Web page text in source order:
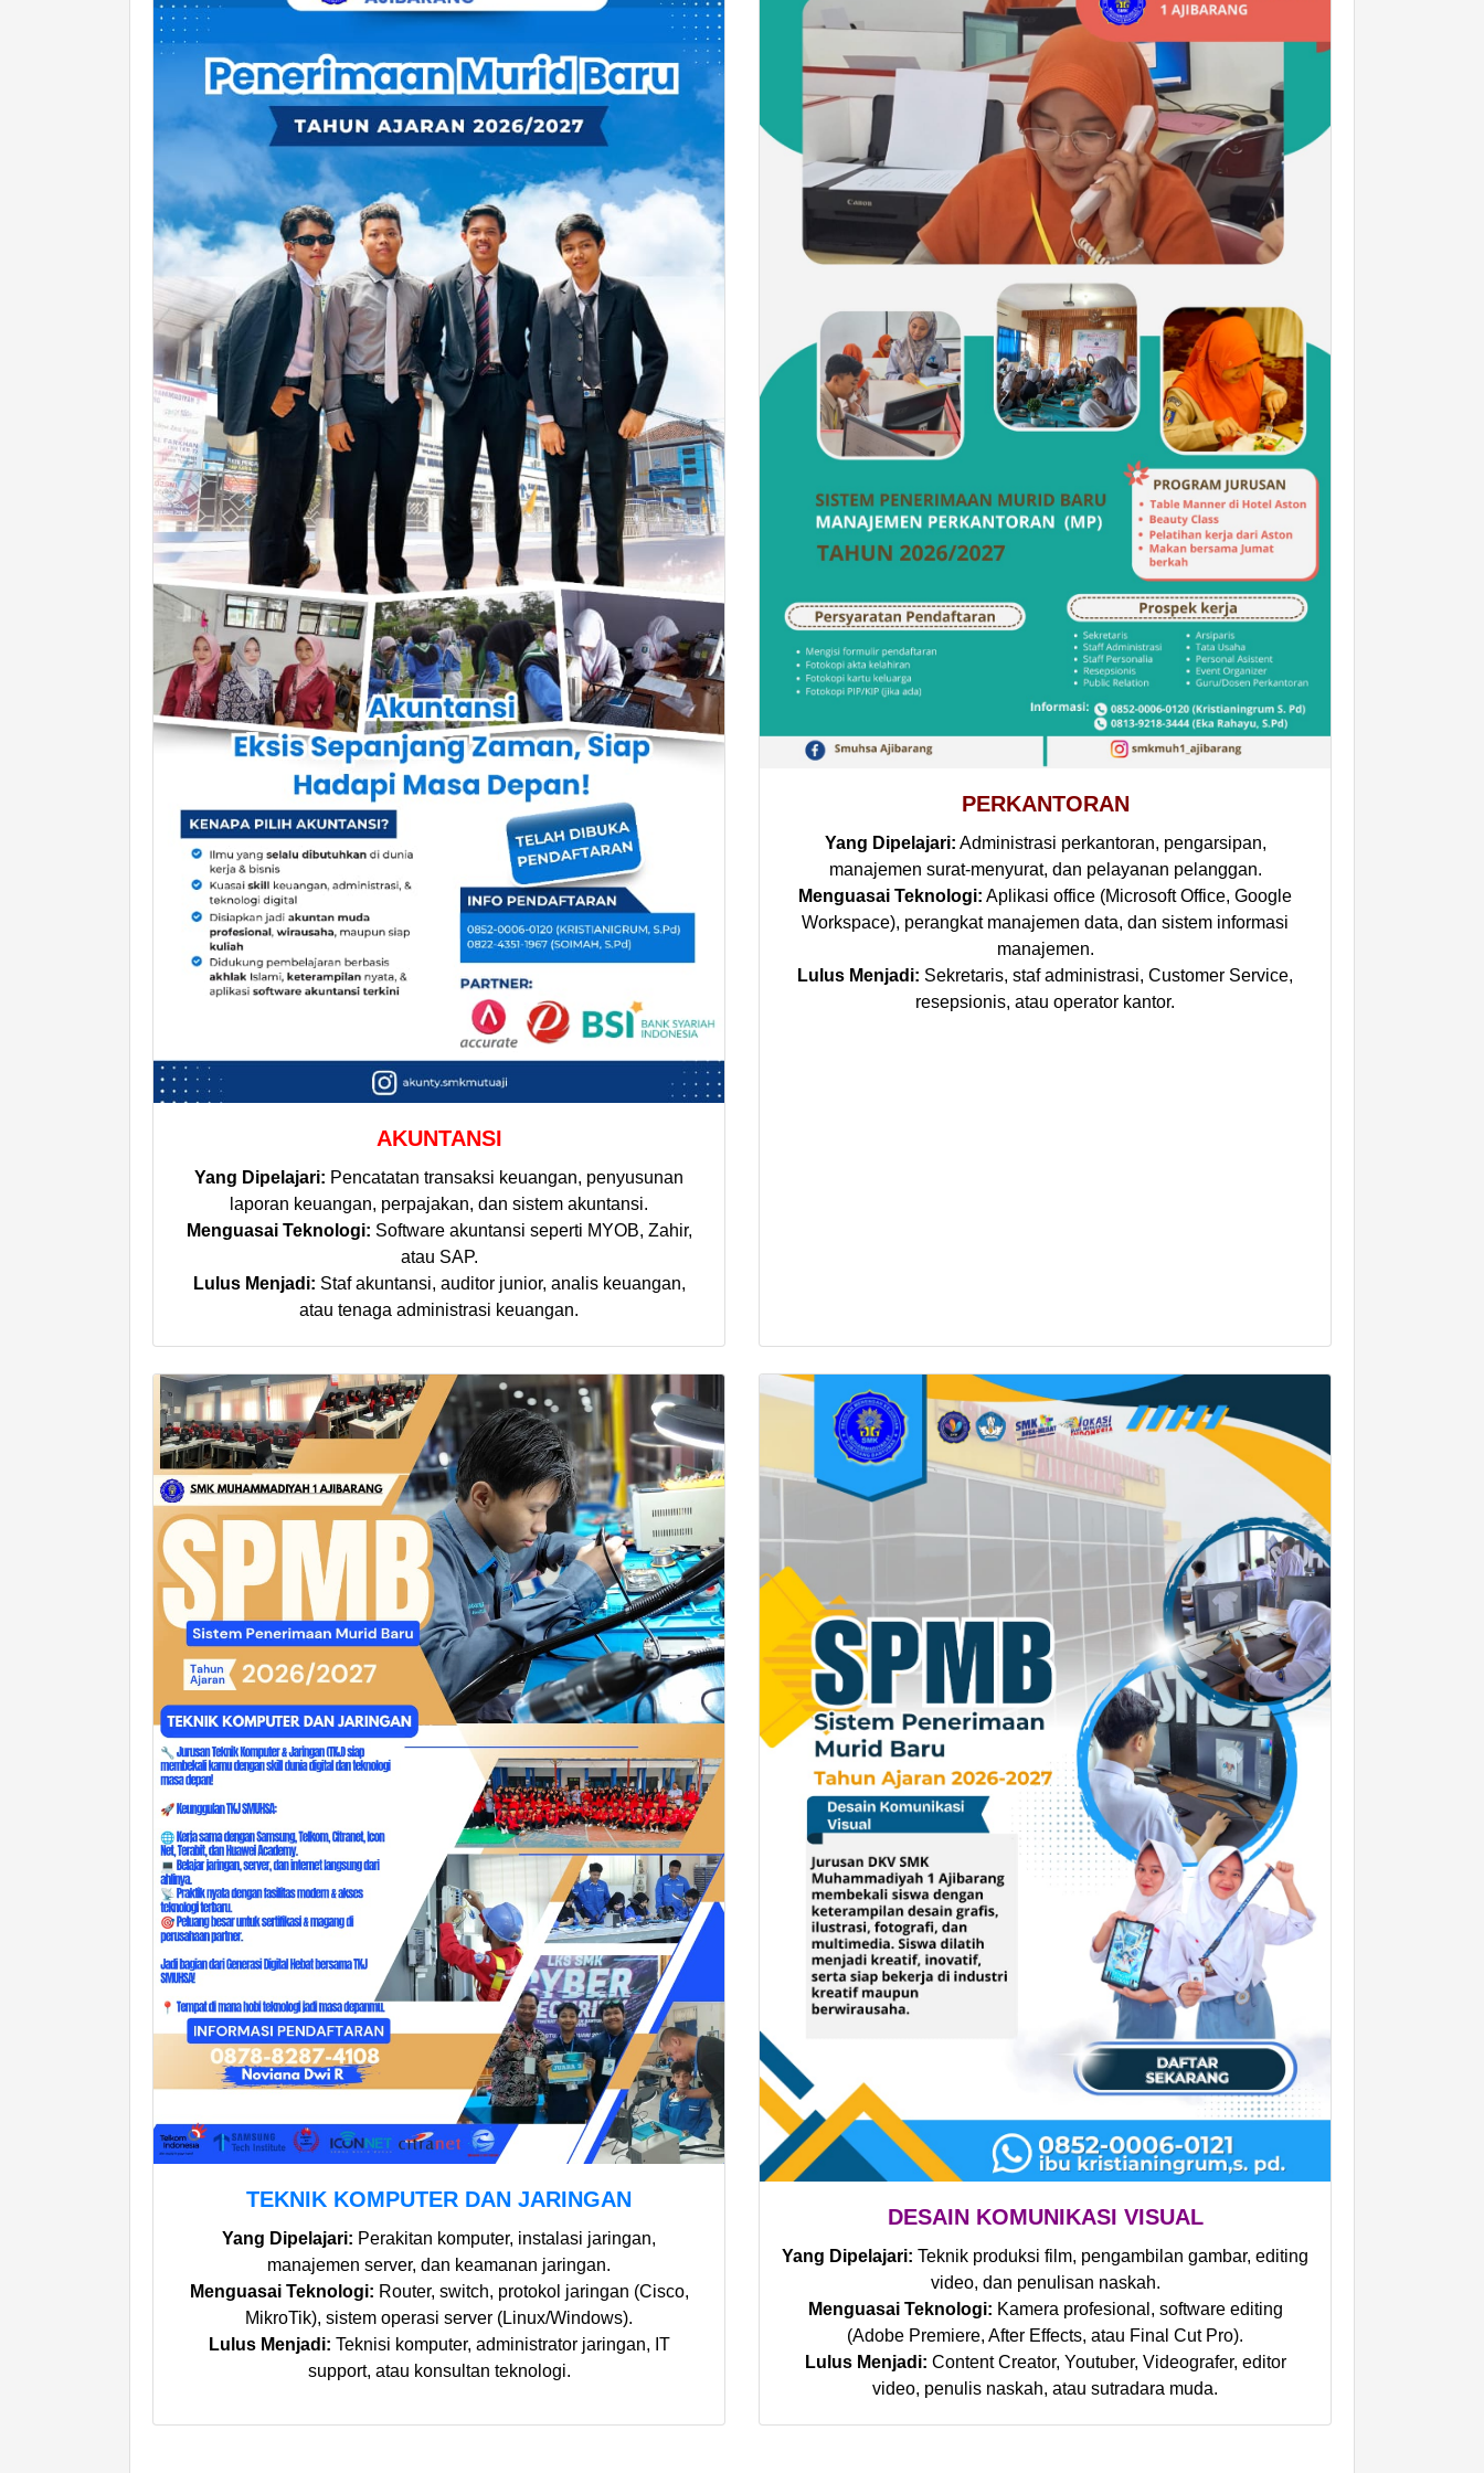
AKUNTANSI
Yang Dipelajari: Pencatatan transaksi keuangan, penyusunan
laporan keuangan, perpajakan, dan sistem akuntansi.
Menguasai Teknologi: Software akuntansi seperti MYOB, Zahir,
atau SAP.
Lulus Menjadi: Staf akuntansi, auditor junior, analis keuangan,
atau tenaga administrasi keuangan.
PERKANTORAN
Yang Dipelajari: Administrasi perkantoran, pengarsipan,
manajemen surat-menyurat, dan pelayanan pelanggan.
Menguasai Teknologi: Aplikasi office (Microsoft Office, Google
Workspace), perangkat manajemen data, dan sistem informasi
manajemen.
Lulus Menjadi: Sekretaris, staf administrasi, Customer Service,
resepsionis, atau operator kantor.
TEKNIK KOMPUTER DAN JARINGAN
Yang Dipelajari: Perakitan komputer, instalasi jaringan,
manajemen server, dan keamanan jaringan.
Menguasai Teknologi: Router, switch, protokol jaringan (Cisco,
MikroTik), sistem operasi server (Linux/Windows).
Lulus Menjadi: Teknisi komputer, administrator jaringan, IT
support, atau konsultan teknologi.
DESAIN KOMUNIKASI VISUAL
Yang Dipelajari: Teknik produksi film, pengambilan gambar, editing
video, dan penulisan naskah.
Menguasai Teknologi: Kamera profesional, software editing
(Adobe Premiere, After Effects, atau Final Cut Pro).
Lulus Menjadi: Content Creator, Youtuber, Videografer, editor
video, penulis naskah, atau sutradara muda.